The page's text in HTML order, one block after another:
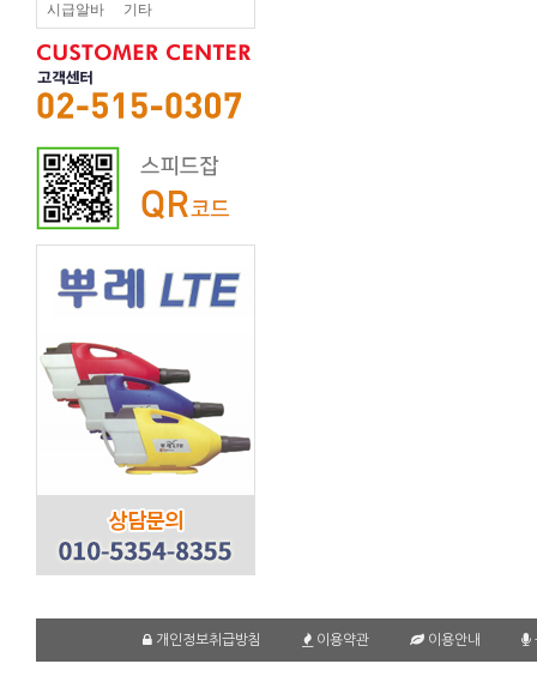
시급알바 기타
개인정보취급방침 이용약관 이용안내